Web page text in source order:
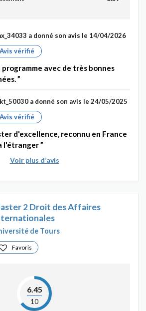
a donné son avis le 14/04/2026
Avis vérifié
programme avec de très bonnes
a donné son avis le 24/05/2025
Avis vérifié
d'excellence, reconnu en France
l'étranger
Voir plus d’avis
2 Droit des Affaires
de Tours
Favoris
6.45
10